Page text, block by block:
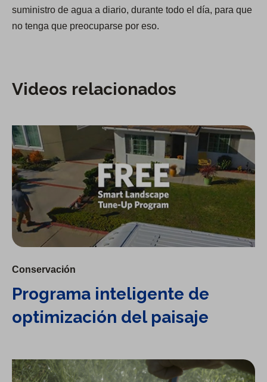
suministro de agua a diario, durante todo el día, para que
no tenga que preocuparse por eso.
Videos relacionados
Programa inteligente de optimización del paisaje
Conservación
Programa inteligente de
optimización del paisaje
Videos instructivos: Verificar si hay pérdidas en el exterior